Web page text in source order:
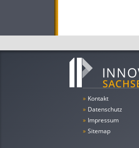
» Kontakt
» Datenschutz
» Impressum
» Sitemap